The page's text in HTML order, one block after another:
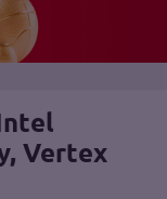
Vertex